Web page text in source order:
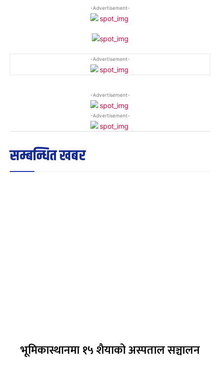
-Advertisement-
-Advertisement-
-Advertisement-
-Advertisement-
सम्बन्धित खबर
भूमिकास्थानमा १५ शैयाको अस्पताल सञ्चालन